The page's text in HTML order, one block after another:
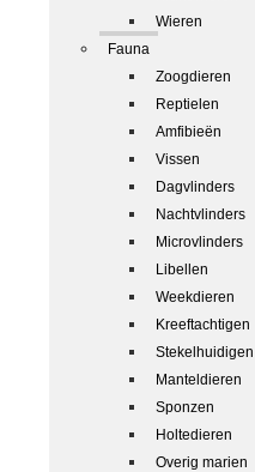
Wieren
Fauna
Zoogdieren
Reptielen
Amfibieën
Vissen
Dagvlinders
Nachtvlinders
Microvlinders
Libellen
Weekdieren
Kreeftachtigen
Stekelhuidigen
Manteldieren
Sponzen
Holtedieren
Overig marien